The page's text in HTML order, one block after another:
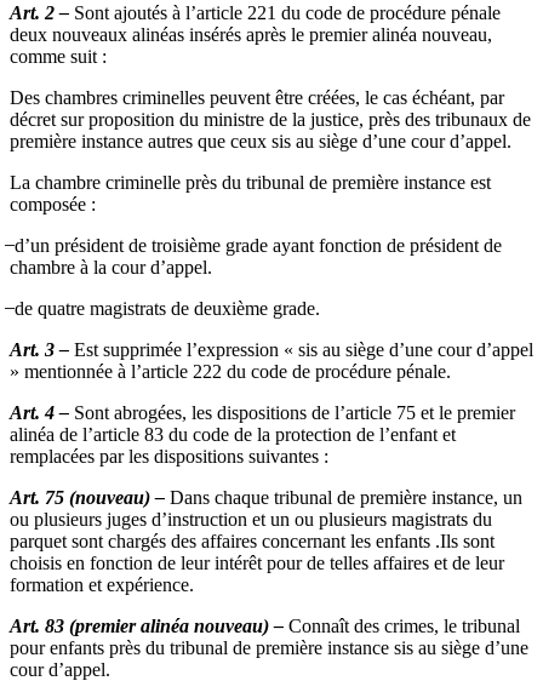
Art. 2 – Sont ajoutés à l’article 221 du code de procédure pénale
deux nouveaux alinéas insérés après le premier alinéa nouveau,
comme suit :
Des chambres criminelles peuvent être créées, le cas échéant, par
décret sur proposition du ministre de la justice, près des tribunaux de
première instance autres que ceux sis au siège d’une cour d’appel.
La chambre criminelle près du tribunal de première instance est
composée :
̶ d’un président de troisième grade ayant fonction de président de
chambre à la cour d’appel.
̶ de quatre magistrats de deuxième grade.
Art. 3 – Est supprimée l’expression « sis au siège d’une cour d’appel
» mentionnée à l’article 222 du code de procédure pénale.
Art. 4 – Sont abrogées, les dispositions de l’article 75 et le premier
alinéa de l’article 83 du code de la protection de l’enfant et
remplacées par les dispositions suivantes :
Art. 75 (nouveau) – Dans chaque tribunal de première instance, un
ou plusieurs juges d’instruction et un ou plusieurs magistrats du
parquet sont chargés des affaires concernant les enfants .Ils sont
choisis en fonction de leur intérêt pour de telles affaires et de leur
formation et expérience.
Art. 83 (premier alinéa nouveau) – Connaît des crimes, le tribunal
pour enfants près du tribunal de première instance sis au siège d’une
cour d’appel.